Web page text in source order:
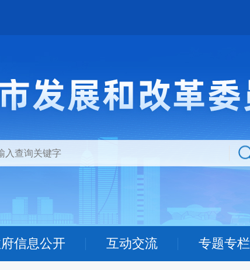
信息公开 互动交流 专题专栏